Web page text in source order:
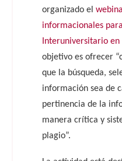
organizado el
informacionales
Interuniversitario en
objetivo es ofrecer
que la búsqueda,
información sea de
pertinencia de la
manera crítica y
plagio”.